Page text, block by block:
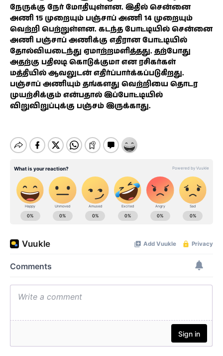
நேருக்கு நேர் மோதியுள்ளன. இதில் சென்னை
அணி 15 முறையும் பஞ்சாப் அணி 14 முறையும்
வெற்றி பெற்றுள்ளன. கடந்த போட்டியில் சென்னை
அணி பஞ்சாப் அணிக்கு எதிரான போட்டியில்
தோல்வியடைந்து ஏமாற்றமளித்தது. தற்போது
அதற்கு பதிலடி கொடுக்குமா என ரசிகர்கள்
மத்தியில் ஆவலுடன் எதிர்ப்பார்க்கப்படுகிறது.
பஞ்சாப் அணியும் தங்களது வெற்றியை தொடர
முயற்சிக்கும் என்பதால் இப்போட்டியில்
விறுவிறுப்புக்கு பஞ்சம் இருக்காது.